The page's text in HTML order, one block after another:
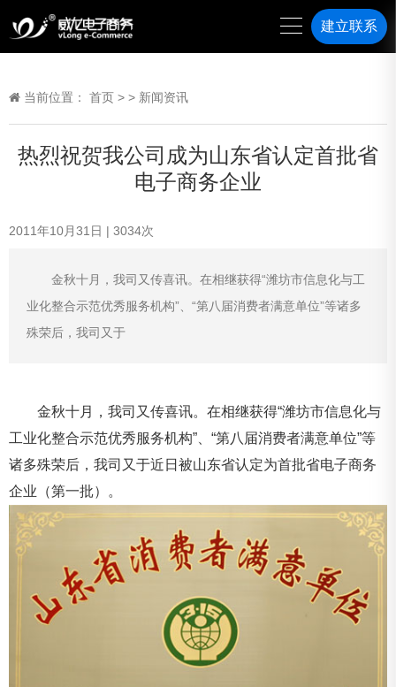
建立联系
当前位置： 首页 > > 新闻资讯
热烈祝贺我公司成为山东省认定首批省
电子商务企业
2011年10月31日 | 3034次
金秋十月，我司又传喜讯。在相继获得“潍坊市信息化与工
业化整合示范优秀服务机构”、“第八届消费者满意单位”等诸多
殊荣后，我司又于
金秋十月，我司又传喜讯。在相继获得“潍坊市信息化与
工业化整合示范优秀服务机构”、“第八届消费者满意单位”等
诸多殊荣后，我司又于近日被山东省认定为首批省电子商务
企业（第一批）。